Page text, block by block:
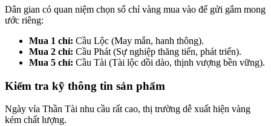
Dân gian có quan niệm chọn số chỉ vàng mua vào để gửi gắm mong
ước riêng:
Mua 1 chỉ: Cầu Lộc (May mắn, hanh thông).
Mua 2 chỉ: Cầu Phát (Sự nghiệp thăng tiến, phát triển).
Mua 5 chỉ: Cầu Tài (Tài lộc dồi dào, thịnh vượng bền vững).
Kiểm tra kỹ thông tin sản phẩm
Ngày vía Thần Tài nhu cầu rất cao, thị trường dễ xuất hiện vàng
kém chất lượng.